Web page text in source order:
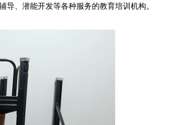
、潜能开发等各种服务的教育培训机构。